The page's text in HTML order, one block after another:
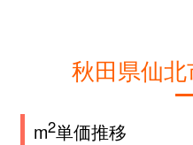
秋田県仙
m2単価推移